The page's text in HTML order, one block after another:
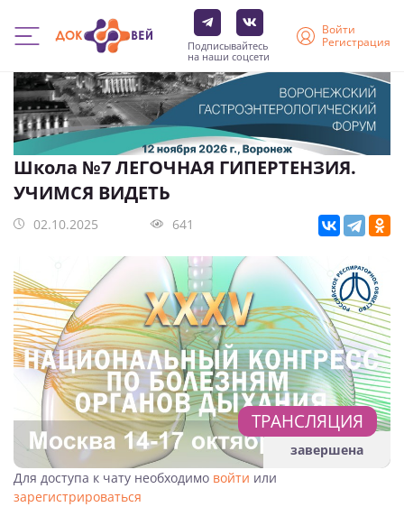
Перейти
основному
содержанию
Подписывайтесь
на наши соцсети
Войти
Регистрация
Школа №7 ЛЕГОЧНАЯ ГИПЕРТЕНЗИЯ.
УЧИМСЯ ВИДЕТЬ
02.10.2025 641
ТРАНСЛЯЦИЯ
завершена
Для доступа к чату необходимо войти или
зарегистрироваться